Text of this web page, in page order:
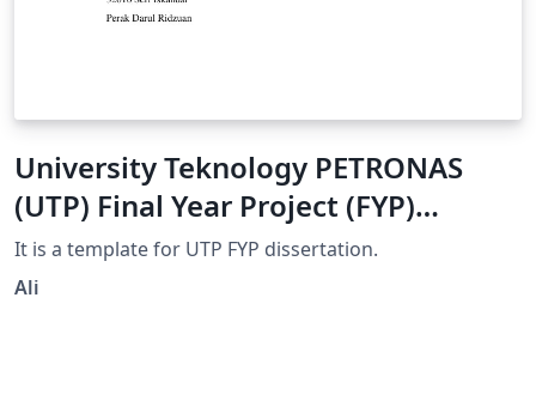
University Teknology PETRONAS
(UTP) Final Year Project (FYP)
Dissertation Template
It is a template for UTP FYP dissertation.
Ali